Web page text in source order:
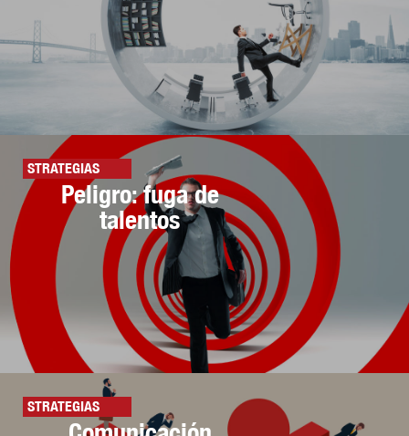
STRATEGIAS
Peligro: fuga de
talentos
STRATEGIAS